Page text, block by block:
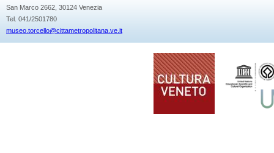
San Marco 2662, 30124 Venezia
Tel. 041/2501780
museo.torcello@cittametropolitana.ve.it